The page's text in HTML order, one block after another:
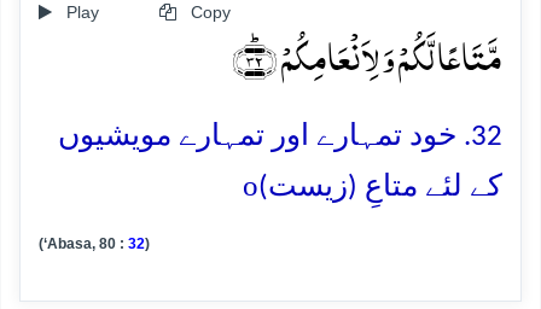
Play Copy
مَّتَاعًا لَّکُمۡ وَ لِاَنۡعَامِکُمۡ ﴿ؕ۳۲﴾
32. خود تمہارے اور تمہارے مویشیوں
کے لئے متاعِ (زیست)o
(‘Abasa, 80 : 32)